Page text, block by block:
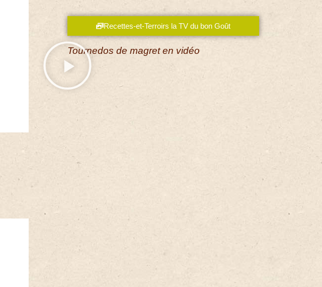
Recettes-et-Terroirs la TV du bon Goût
Tournedos de magret en vidéo